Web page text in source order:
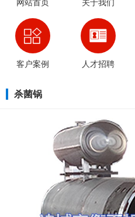
网站首页 关于我们
客户案例 人才招聘
杀菌锅